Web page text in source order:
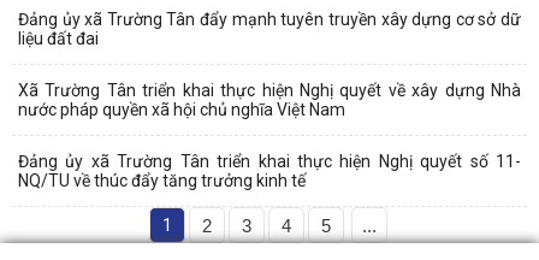
Đảng ủy xã Trường Tân đẩy mạnh tuyên truyền xây dựng cơ sở dữ
liệu đất đai
Xã Trường Tân triển khai thực hiện Nghị quyết về xây dựng Nhà
nước pháp quyền xã hội chủ nghĩa Việt Nam
Đảng ủy xã Trường Tân triển khai thực hiện Nghị quyết số 11-
NQ/TU về thúc đẩy tăng trưởng kinh tế
1 2 3 4 5 ...